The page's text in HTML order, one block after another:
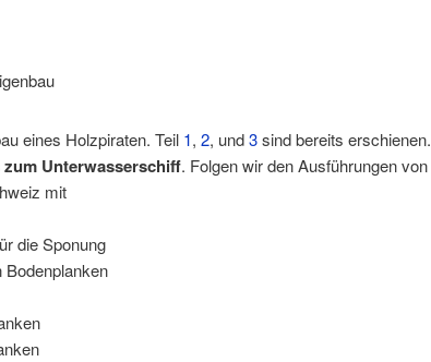
eines Holzpiraten. Teil 1, 2, und3sind bereits erschienen.
Unterwasserschiff. Folgen wir den Ausführungen von
mit
die Sponung